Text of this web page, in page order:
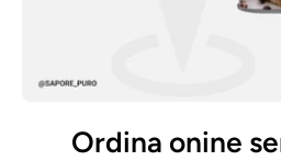
Ordina onine